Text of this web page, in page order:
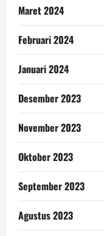
Maret 2024
Februari 2024
Januari 2024
Desember 2023
November 2023
Oktober 2023
September 2023
Agustus 2023